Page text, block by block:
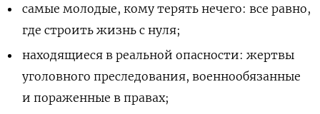
самые молодые, кому терять нечего: все равно,
где строить жизнь с нуля;
находящиеся в реальной опасности: жертвы
уголовного преследования, военнообязанные
и пораженные в правах;